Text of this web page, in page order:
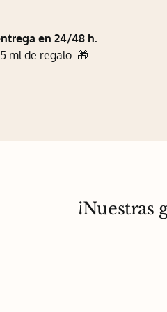
en 24/48 h.
ml de regalo. 🎁
¡Nuestras